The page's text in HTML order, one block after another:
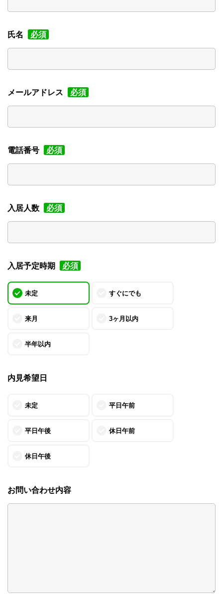
氏名 必須
メールアドレス 必須
電話番号 必須
入居人数 必須
入居予定時期 必須
未定 すぐにでも
来月 3ヶ月以内
半年以内
内見希望日
未定 平日午前
平日午後 休日午前
休日午後
お問い合わせ内容